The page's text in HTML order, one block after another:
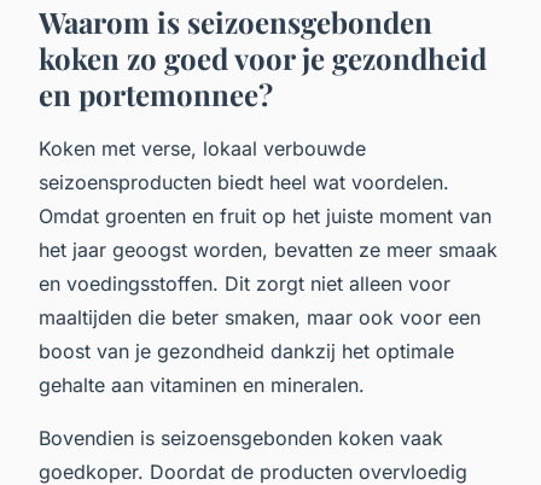
Waarom is seizoensgebonden
koken zo goed voor je gezondheid
en portemonnee?
Koken met verse, lokaal verbouwde
seizoensproducten biedt heel wat voordelen.
Omdat groenten en fruit op het juiste moment van
het jaar geoogst worden, bevatten ze meer smaak
en voedingsstoffen. Dit zorgt niet alleen voor
maaltijden die beter smaken, maar ook voor een
boost van je gezondheid dankzij het optimale
gehalte aan vitaminen en mineralen.
Bovendien is seizoensgebonden koken vaak
goedkoper. Doordat de producten overvloedig